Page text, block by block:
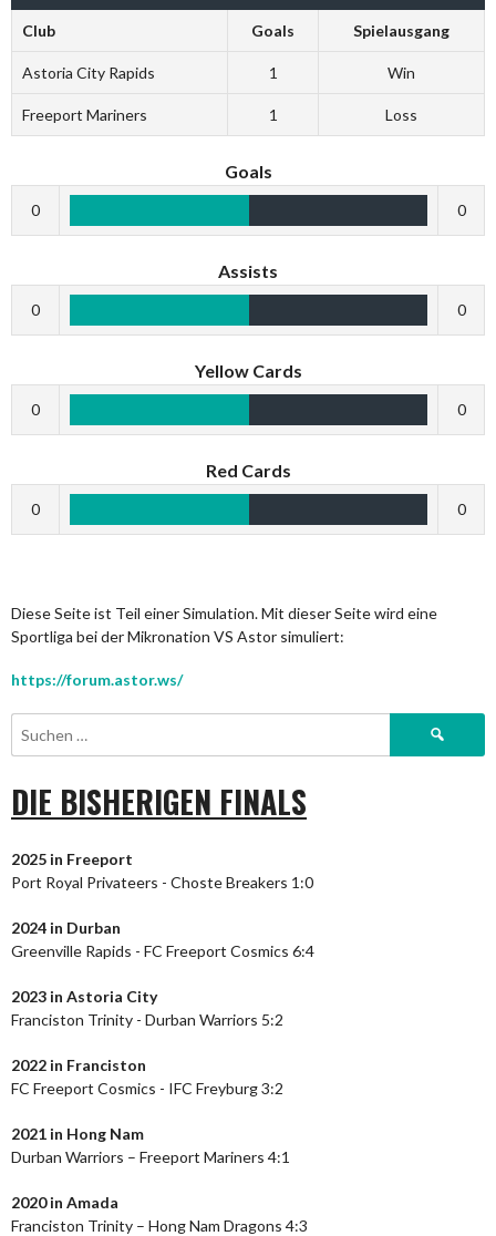
Club Goals Spielausgang
Astoria City Rapids 1 Win
Freeport Mariners 1 Loss
Goals
0 0
Assists
0 0
Yellow Cards
0 0
Red Cards
0 0
Diese Seite ist Teil einer Simulation. Mit dieser Seite wird eine
Sportliga bei der Mikronation VS Astor simuliert:
https://forum.astor.ws/
Suchen
DIE BISHERIGEN FINALS
2025 in Freeport
Port Royal Privateers - Choste Breakers 1:0
2024 in Durban
Greenville Rapids - FC Freeport Cosmics 6:4
2023 in Astoria City
Franciston Trinity - Durban Warriors 5:2
2022 in Franciston
FC Freeport Cosmics - IFC Freyburg 3:2
2021 in Hong Nam
Durban Warriors – Freeport Mariners 4:1
2020 in Amada
Franciston Trinity – Hong Nam Dragons 4:3